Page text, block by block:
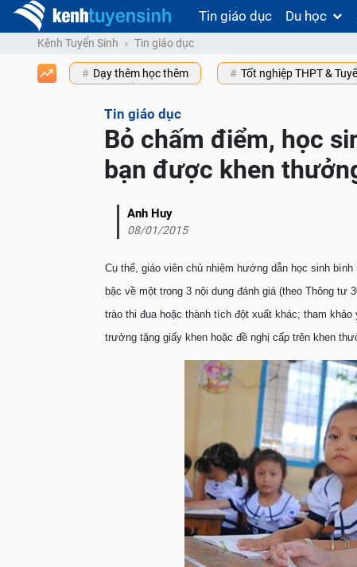
Tin giáo dục Du học
Kênh Tuyển Sinh Tin giáo dục
Dạy thêm học thêm Tốt nghiệp THPT &
Tin giáo dục
Bỏ chấm điểm, học
bạn được khen
Anh Huy
08/01/2015
Cụ thể, giáo viên chủ nhiệm hướng dẫn học sinh
bậc về một trong 3 nội dung đánh giá (theo Thông
trào thi đua hoặc thành tích đột xuất khác; tham
trưởng tặng giấy khen hoặc đề nghị cấp trên khen